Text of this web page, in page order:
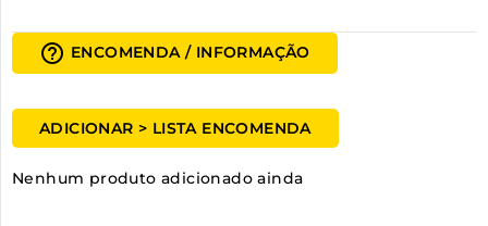
help_outline ENCOMENDA / INFORMAÇÃO
ADICIONAR > LISTA ENCOMENDA
Nenhum produto adicionado ainda